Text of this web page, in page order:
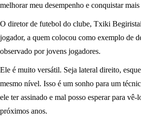
melhorar meu desempenho e conquistar
O diretor de futebol do clube, Txiki
jogador, a quem colocou como exemplo de
observado por jovens jogadores.
Ele é muito versátil. Seja lateral direito,
mesmo nível. Isso é um sonho para um
ele ter assinado e mal posso esperar para vê-
próximos anos.